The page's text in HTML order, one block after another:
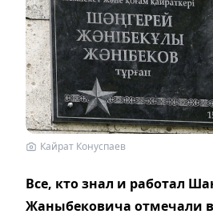
Кайрат Конуспаев
Все, кто знал и работал
Жаныбековича отмечали